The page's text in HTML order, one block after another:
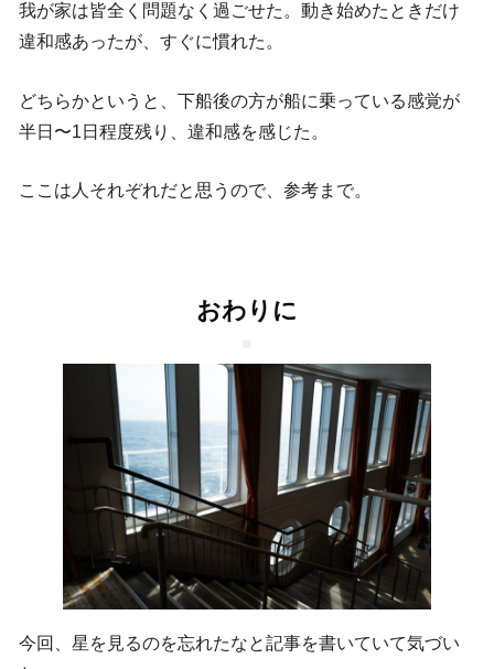
我が家は皆全く問題なく過ごせた。動き始めたときだけ
違和感あったが、すぐに慣れた。
どちらかというと、下船後の方が船に乗っている感覚が
半日〜1日程度残り、違和感を感じた。
ここは人それぞれだと思うので、参考まで。
おわりに
今回、星を見るのを忘れたなと記事を書いていて気づい